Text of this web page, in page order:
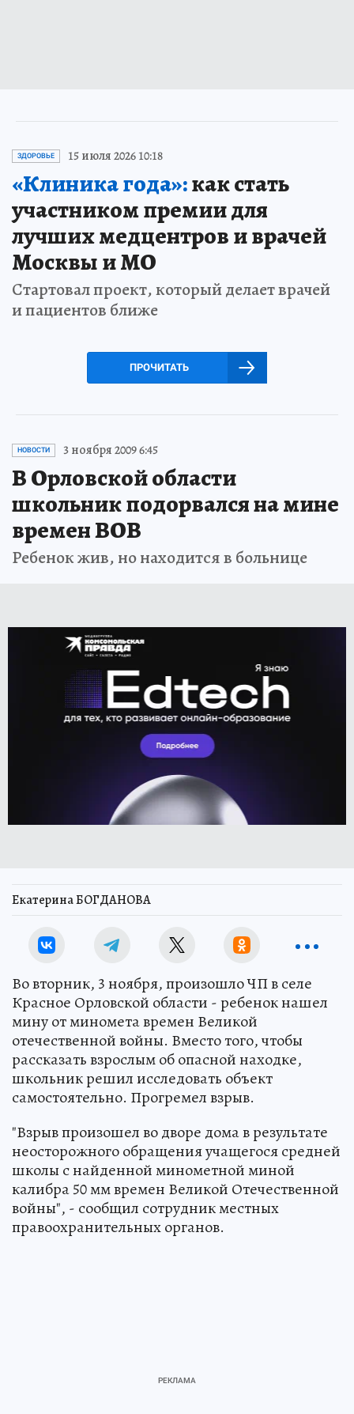
ЗДОРОВЬЕ 15 июля 2026 10:18
«Клиника года»:как стать
участником премии для
лучших медцентров и врачей
Москвы и МО
Стартовал проект, который делает врачей
и пациентов ближе
ПРОЧИТАТЬ
НОВОСТИ 3 ноября 2009 6:45
В Орловской области
школьник подорвался на мине
времен ВОВ
Ребенок жив, но находится в больнице
Екатерина БОГДАНОВА
Во вторник, 3 ноября, произошло ЧП в селе
Красное Орловской области - ребенок нашел
мину от миномета времен Великой
отечественной войны. Вместо того, чтобы
рассказать взрослым об опасной находке,
школьник решил исследовать объект
самостоятельно. Прогремел взрыв.
"Взрыв произошел во дворе дома в результате
неосторожного обращения учащегося средней
школы с найденной минометной миной
калибра 50 мм времен Великой Отечественной
войны", - сообщил сотрудник местных
правоохранительных органов.